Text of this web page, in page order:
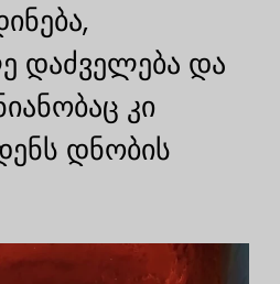
დაძველება და
კი
დნობის